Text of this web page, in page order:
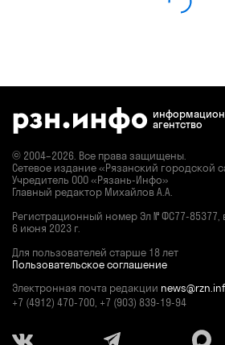
агентство
© 2004–2026. Все права защищены.
Сетевое издание «Рязанский городской
Учредитель ООО «Рязань-Инфо»
Главный редактор Михайлов А.А.
Регистрационный номер Эл № ФС77-85377,
6 июня 2023 г.
Для пользователей старше 18 лет
Пользовательское соглашение
Электронная почта редакции
+7 (4912) 470-700, +7 (903) 839-19-94